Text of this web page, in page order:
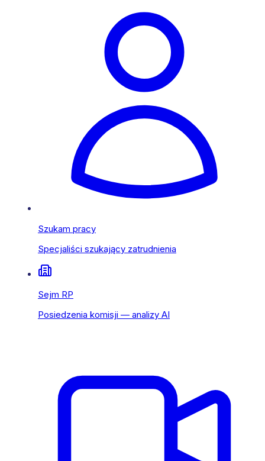
Szukam pracy
Specjaliści szukający zatrudnienia
Sejm RP
Posiedzenia komisji — analizy AI